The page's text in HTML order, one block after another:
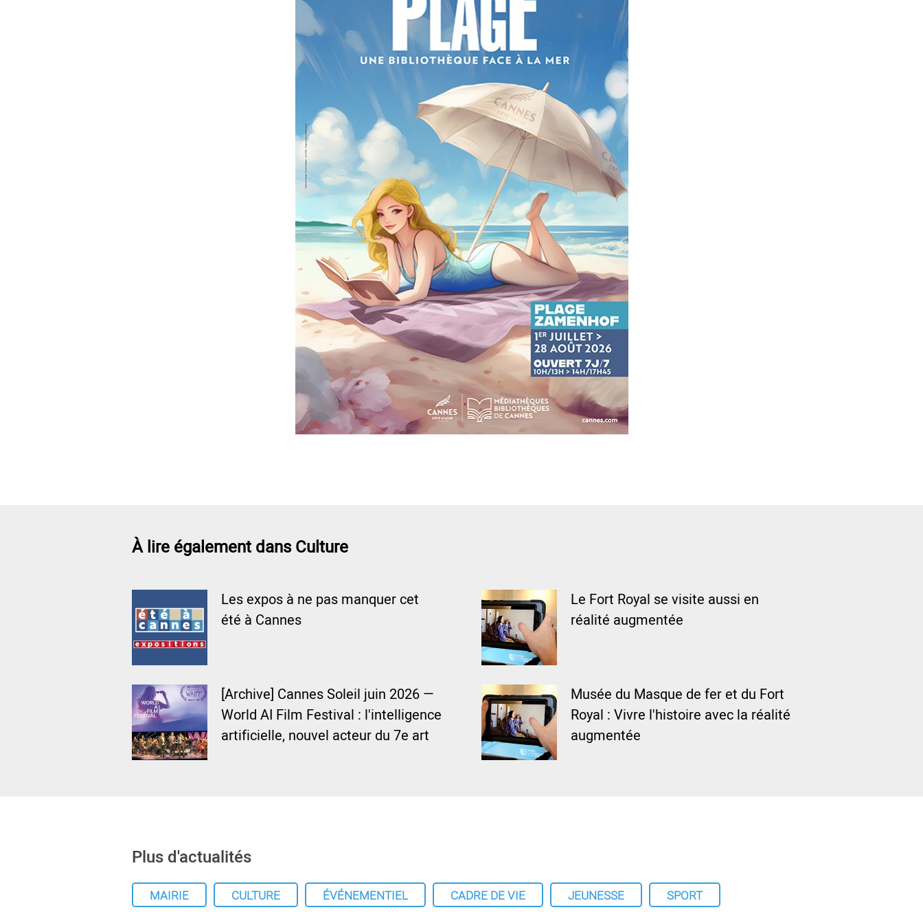
À lire également dans Culture
Les expos à ne pas manquer cet
été à Cannes
Le Fort Royal se visite aussi en
réalité augmentée
[Archive] Cannes Soleil juin 2026 —
World AI Film Festival : l'intelligence
artificielle, nouvel acteur du 7e art
Musée du Masque de fer et du Fort
Royal : Vivre l'histoire avec la réalité
augmentée
Plus d'actualités
MAIRIE CULTURE ÉVÉNEMENTIEL CADRE DE VIE JEUNESSE
SPORT